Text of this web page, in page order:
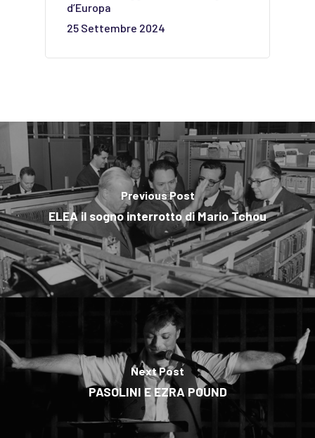
d’Europa
25 Settembre 2024
Previous Post
ELEA il sogno interrotto di Mario Tchou
Next Post
PASOLINI E EZRA POUND